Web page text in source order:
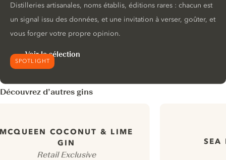
SPOTLIGHT
Distilleries artisanales, noms établis, éditions rares : chacun est
un signal issu des données, et une invitation à verser, goûter, et
vous forger votre propre opinion.
Voir la sélection
Découvrez d’autres gins
COCONUT & LIME
GIN
Retail Exclusive
SEA